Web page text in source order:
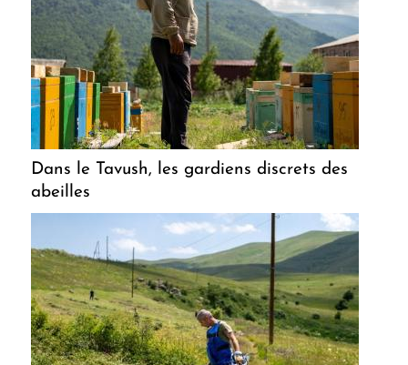
Dans le Tavush, les gardiens discrets des
abeilles